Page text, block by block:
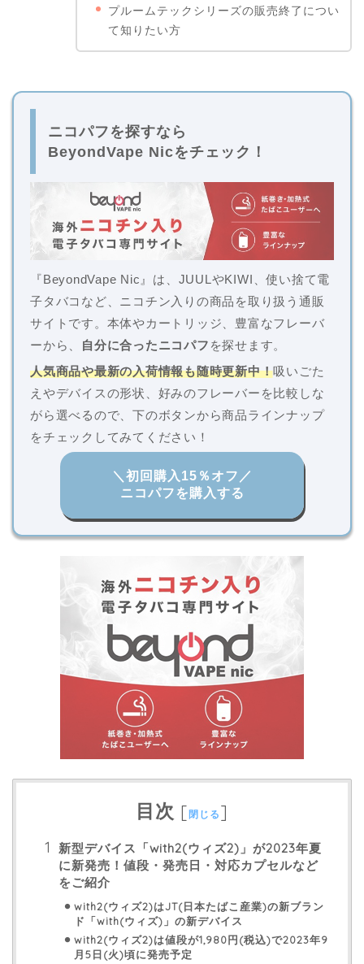
プルームテックシリーズの販売終了につい
て知りたい方
ニコパフを探すなら
BeyondVape Nicをチェック！
『BeyondVape Nic』は、JUULやKIWI、使い捨て電
子タバコなど、ニコチン入りの商品を取り扱う通販
サイトです。本体やカートリッジ、豊富なフレーバ
ーから、
自分に合ったニコパフ を探せます。
人気商品や最新の入荷情報も随時更新中！吸いごた
えやデバイスの形状、好みのフレーバーを比較しな
がら選べるので、下のボタンから商品ラインナップ
をチェックしてみてください！
＼初回購入15％オフ／
ニコパフを購入する
目次 [ 閉じる ]
新型デバイス「with2(ウィズ2)」が2023年夏
に新発売！値段・発売日・対応カプセルなど
をご紹介
with2(ウィズ2)はJT(日本たばこ産業)の新ブラン
ド「with(ウィズ)」の新デバイス
with2(ウィズ2)は値段が1,980円(税込)で2023年9
月5日(火)頃に発売予定